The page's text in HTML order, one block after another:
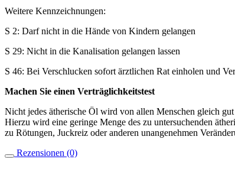
Weitere Kennzeichnungen:
S 2: Darf nicht in die Hände von Kindern gelangen
S 29: Nicht in die Kanalisation gelangen lassen
S 46: Bei Verschlucken sofort ärztlichen Rat einholen und
Machen Sie einen Verträglichkeitstest
Nicht jedes ätherische Öl wird von allen Menschen gleich
Hierzu wird eine geringe Menge des zu untersuchenden
zu Rötungen, Juckreiz oder anderen unangenehmen
Rezensionen (0)